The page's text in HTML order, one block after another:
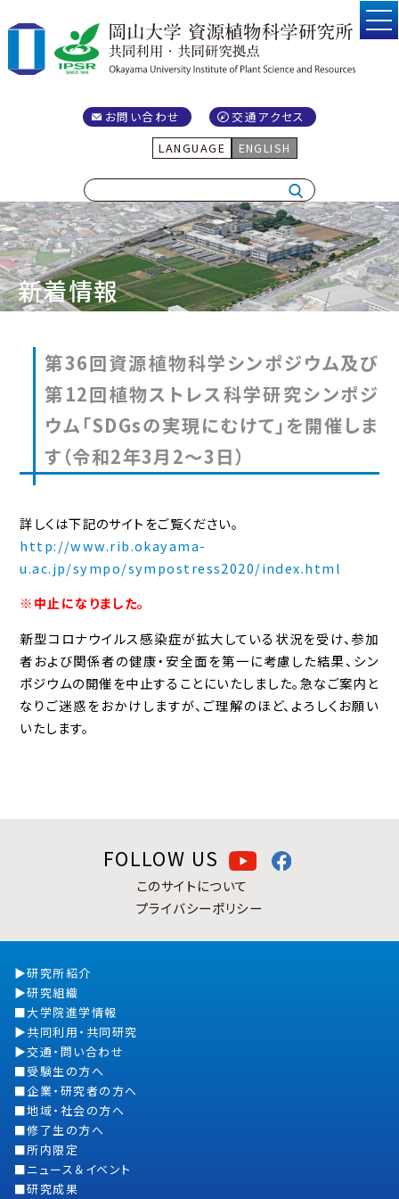
お問い合わせ
交通アクセス
LANGUAGE
ENGLISH
新着情報
第36回資源植物科学シンポジウム及び
第12回植物ストレス科学研究シンポジ
ウム「SDGsの実現にむけて」を開催しま
す（令和2年3月2～3日）
詳しくは下記のサイトをご覧ください。
http://www.rib.okayama-
u.ac.jp/sympo/sympostress2020/index.html
※中止になりました。
新型コロナウイルス感染症が拡大している状況を受け、参加
者および関係者の健康・安全面を第一に考慮した結果、シン
ポジウムの開催を中止することにいたしました。急なご案内と
なりご迷惑をおかけしますが、ご理解のほど、よろしくお願い
いたします。
FOLLOW US
このサイトについて
プライバシーポリシー
研究所紹介
研究組織
大学院進学情報
共同利用・共同研究
交通・問い合わせ
受験生の方へ
企業・研究者の方へ
地域・社会の方へ
修了生の方へ
所内限定
ニュース＆イベント
研究成果